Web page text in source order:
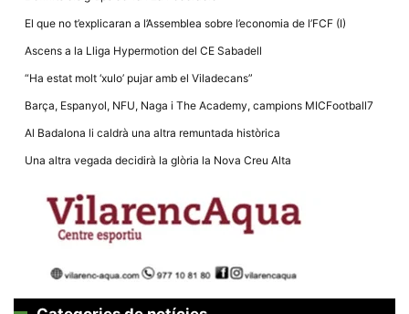
El que no t’explicaran a l’Assemblea sobre l’economia de l’FCF (I)
Ascens a la Lliga Hypermotion del CE Sabadell
“Ha estat molt ‘xulo’ pujar amb el Viladecans”
Barça, Espanyol, NFU, Naga i The Academy, campions MICFootball7
Al Badalona li caldrà una altra remuntada històrica
Una altra vegada decidirà la glòria la Nova Creu Alta
Necessàries
Aquestes
cookies no
són
opcionals,
són
funcionament
tècnic de la
web.